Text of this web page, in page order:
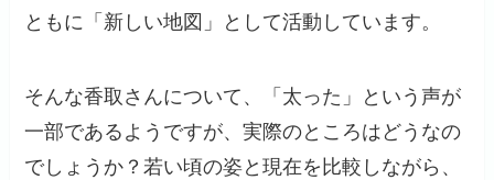
ともに「新しい地図」として活動しています。
そんな香取さんについて、「太った」という声が
一部であるようですが、実際のところはどうなの
でしょうか？若い頃の姿と現在を比較しながら、